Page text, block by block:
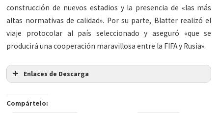
construcción de nuevos estadios y la presencia de «las más
altas normativas de calidad». Por su parte, Blatter realizó el
viaje protocolar al país seleccionado y aseguró «que se
producirá una cooperación maravillosa entre la FIFA y Rusia».
Enlaces de Descarga
Compártelo: